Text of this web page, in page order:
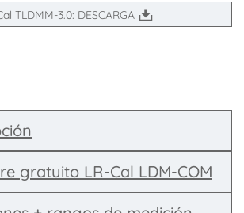
TLDMM-3.0: DESCARGA
gratuito LR-Cal LDM-COM